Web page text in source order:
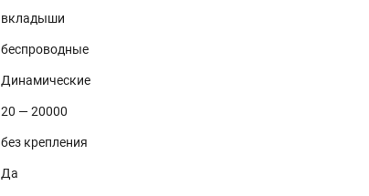
вкладыши
беспроводные
Динамические
20 — 20000
без крепления
Да